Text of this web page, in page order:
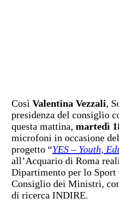
Così Valentina Vezzali,
presidenza del consiglio
questa mattina, martedì
microfoni in occasione
progetto “YES – Youth,
all’Acquario di Roma
Dipartimento per lo Sport
Consiglio dei Ministri,
di ricerca INDIRE.